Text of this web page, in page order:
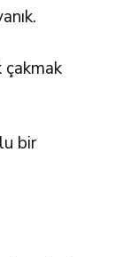
çakmak
bir